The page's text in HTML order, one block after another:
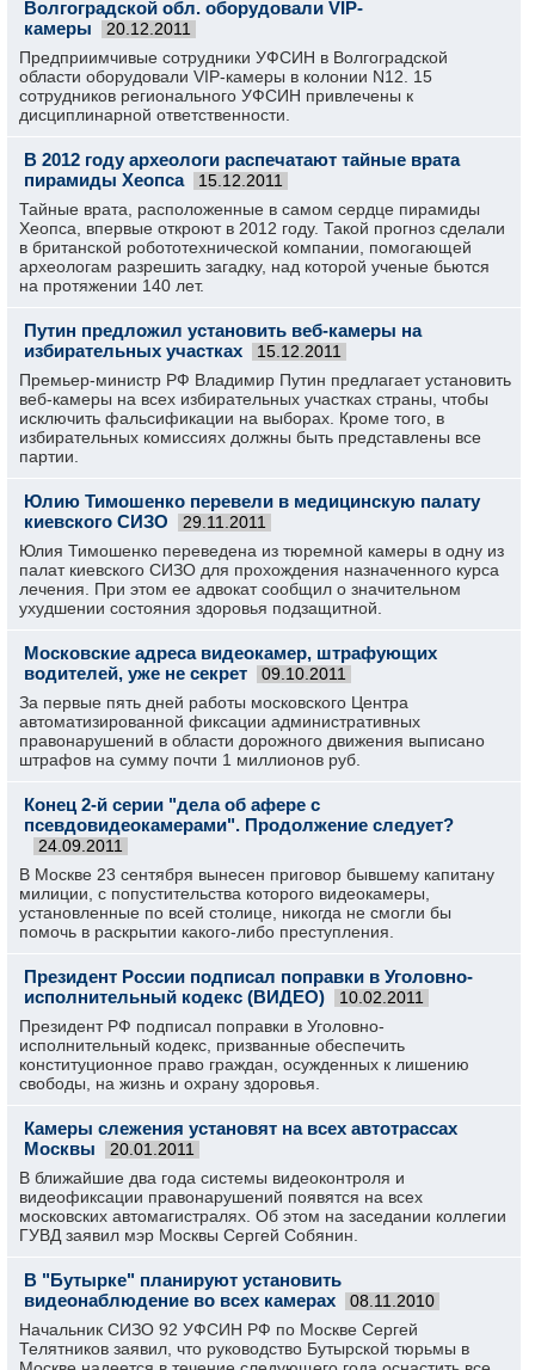
Волгоградской обл. оборудовали VIP-
камеры
20.12.2011
Предприимчивые сотрудники УФСИН в Волгоградской
области оборудовали VIP-камеры в колонии N12. 15
сотрудников регионального УФСИН привлечены к
дисциплинарной ответственности.
В 2012 году археологи распечатают тайные врата
пирамиды Хеопса
15.12.2011
Тайные врата, расположенные в самом сердце пирамиды
Хеопса, впервые откроют в 2012 году. Такой прогноз сделали
в британской робототехнической компании, помогающей
археологам разрешить загадку, над которой ученые бьются
на протяжении 140 лет.
Путин предложил установить веб-камеры на
избирательных участках
15.12.2011
Премьер-министр РФ Владимир Путин предлагает установить
веб-камеры на всех избирательных участках страны, чтобы
исключить фальсификации на выборах. Кроме того, в
избирательных комиссиях должны быть представлены все
партии.
Юлию Тимошенко перевели в медицинскую палату
киевского СИЗО
29.11.2011
Юлия Тимошенко переведена из тюремной камеры в одну из
палат киевского СИЗО для прохождения назначенного курса
лечения. При этом ее адвокат сообщил о значительном
ухудшении состояния здоровья подзащитной.
Московские адреса видеокамер, штрафующих
водителей, уже не секрет
09.10.2011
За первые пять дней работы московского Центра
автоматизированной фиксации административных
правонарушений в области дорожного движения выписано
штрафов на сумму почти 1 миллионов руб.
Конец 2-й серии "дела об афере с
псевдовидеокамерами". Продолжение следует?
24.09.2011
В Москве 23 сентября вынесен приговор бывшему капитану
милиции, с попустительства которого видеокамеры,
установленные по всей столице, никогда не смогли бы
помочь в раскрытии какого-либо преступления.
Президент России подписал поправки в Уголовно-
исполнительный кодекс (ВИДЕО)
10.02.2011
Президент РФ подписал поправки в Уголовно-
исполнительный кодекс, призванные обеспечить
конституционное право граждан, осужденных к лишению
свободы, на жизнь и охрану здоровья.
Камеры слежения установят на всех автотрассах
Москвы
20.01.2011
В ближайшие два года системы видеоконтроля и
видеофиксации правонарушений появятся на всех
московских автомагистралях. Об этом на заседании коллегии
ГУВД заявил мэр Москвы Сергей Собянин.
В "Бутырке" планируют установить
видеонаблюдение во всех камерах
08.11.2010
Начальник СИЗО 92 УФСИН РФ по Москве Сергей
Телятников заявил, что руководство Бутырской тюрьмы в